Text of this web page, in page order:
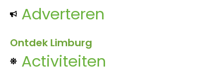
Adverteren
Ontdek Limburg
Activiteiten